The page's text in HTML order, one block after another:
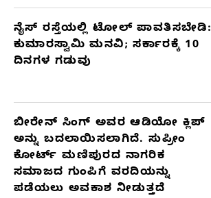
ನೈಸ್ ರಸ್ತೆಯಲ್ಲಿ ಟೋಲ್ ಪಾವತಿಸಬೇಡಿ:
ಕುಮಾರಸ್ವಾಮಿ ಮನವಿ; ಸರ್ಕಾರಕ್ಕೆ 10
ದಿನಗಳ ಗಡುವು
ಬೀರೇನ್ ಸಿಂಗ್ ಅವರ ಆಡಿಯೋ ಕ್ಲಿಪ್
ಅನ್ನು ಬದಲಾಯಿಸಲಾಗಿದೆ. ಸುಪ್ರೀಂ
ಕೋರ್ಟ್ ಮಣಿಪುರದ ನಾಗರಿಕ
ಸಮಾಜದ ಗುಂಪಿಗೆ ವರದಿಯನ್ನು
ಪಡೆಯಲು ಅವಕಾಶ ನೀಡುತ್ತದೆ